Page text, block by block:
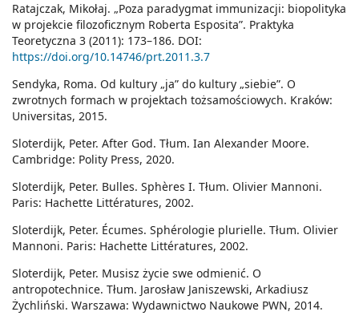
Ratajczak, Mikołaj. „Poza paradygmat immunizacji: biopolityka
w projekcie filozoficznym Roberta Esposita”. Praktyka
Teoretyczna 3 (2011): 173–186. DOI:
https://doi.org/10.14746/prt.2011.3.7
Sendyka, Roma. Od kultury „ja” do kultury „siebie”. O
zwrotnych formach w projektach tożsamościowych. Kraków:
Universitas, 2015.
Sloterdijk, Peter. After God. Tłum. Ian Alexander Moore.
Cambridge: Polity Press, 2020.
Sloterdijk, Peter. Bulles. Sphères I. Tłum. Olivier Mannoni.
Paris: Hachette Littératures, 2002.
Sloterdijk, Peter. Écumes. Sphérologie plurielle. Tłum. Olivier
Mannoni. Paris: Hachette Littératures, 2002.
Sloterdijk, Peter. Musisz życie swe odmienić. O
antropotechnice. Tłum. Jarosław Janiszewski, Arkadiusz
Żychliński. Warszawa: Wydawnictwo Naukowe PWN, 2014.